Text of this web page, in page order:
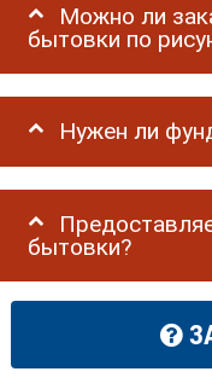
Можно ли
бытовки по
Нужен ли
бытовки?